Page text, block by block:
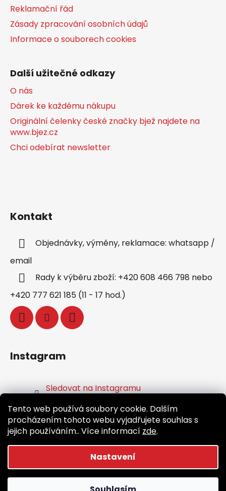
Tento web používá soubory cookie. Dalším
procházením tohoto webu vyjadřujete souhlas s
jejich používáním.. Více informací zde.
Nastavení
Reklamační řád
Zásady zpracování osobních údajů
Informace o souborech cookies
Další užitečné odkazy
O nás
Dárek ke každému nákupu
Originální čelenky české značky bjež najdete na
www.bjez.cz
Chci odebírat newsletter
Kontakt
Objednávky, výměny, reklamace: whatsapp /
email
Rady k výběru zboží: +420 608 466 798 nebo
+420 777 621 185 (11 - 17 hod.)
Instagram
Sledovat na Instagramu
Facebook
Vytvořil Shoptet